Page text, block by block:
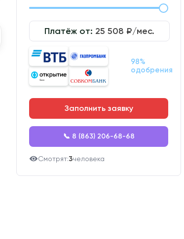
Платёж от: 25 508 ₽/мес.
98%
одобрения
Заполнить заявку
📞 8 (863) 206-68-68
Смотрят:3человека